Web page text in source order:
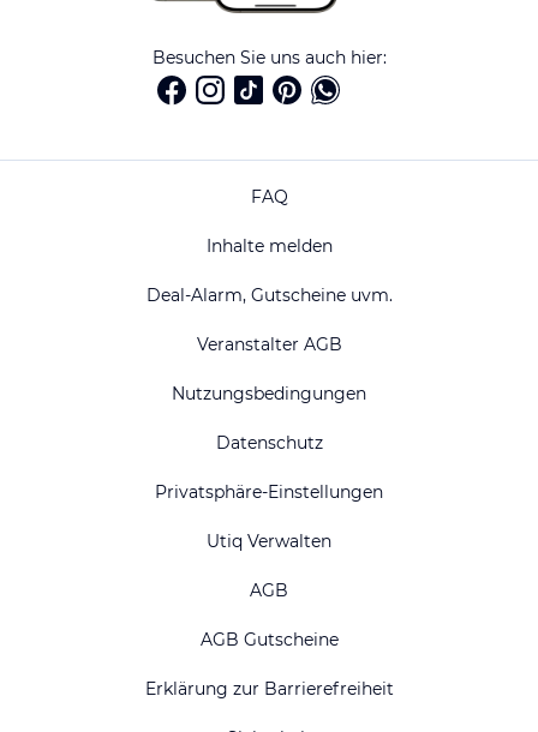
Besuchen Sie uns auch hier:
FAQ
Inhalte melden
Deal-Alarm, Gutscheine uvm.
Veranstalter AGB
Nutzungsbedingungen
Datenschutz
Privatsphäre-Einstellungen
Utiq Verwalten
AGB
AGB Gutscheine
Erklärung zur Barrierefreiheit